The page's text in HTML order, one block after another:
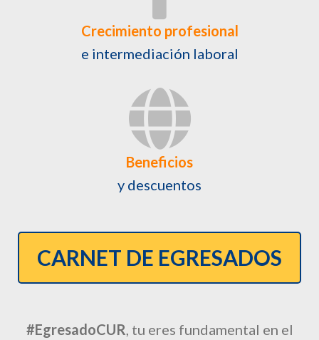
Crecimiento profesional
e intermediación laboral
Beneficios
y descuentos
CARNET DE EGRESADOS
#EgresadoCUR, tu eres fundamental en el